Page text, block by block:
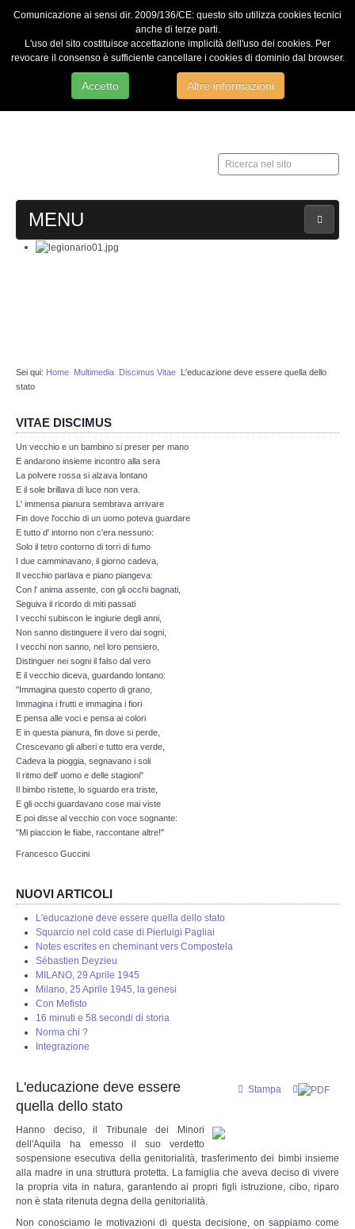
Comunicazione ai sensi dir. 2009/136/CE: questo sito utilizza cookies tecnici
anche di terze parti.
L'uso del sito costituisce accettazione implicità dell'uso dei cookies. Per
revocare il consenso è sufficiente cancellare i cookies di dominio dal browser.
Accetto Altre informazioni
Ricerca
nel
MENU
Redazione
Eventi in programmazione
STORIA
Protostoria
Storia Greco Romana
Storia Medioevale
Storia - La Reconquista
Storia Moderna
La nostra storia
Leggende e Feste
CULTURA
Strade d'Europa
Saggi e Testi
Recensioni letterarie
Abecedarium
Mito e Poesia
I CADUTI
DOCUMENTI
Documenti 1900 - 1940
Documenti 1940 - 2000
Documenti dal 2000 ad oggi
Super Guest
Sei qui: Home Multimedia Discimus Vitae L'educazione deve essere quella dello
stato
VITAE DISCIMUS
Un vecchio e un bambino si preser per mano
E andarono insieme incontro alla sera
La polvere rossa si alzava lontano
E il sole brillava di luce non vera.
L' immensa pianura sembrava arrivare
Fin dove l'occhio di un uomo poteva guardare
E tutto d' intorno non c'era nessuno:
Solo il tetro contorno di torri di fumo
I due camminavano, il giorno cadeva,
Il vecchio parlava e piano piangeva:
Con l' anima assente, con gli occhi bagnati,
Seguiva il ricordo di miti passati
I vecchi subiscon le ingiurie degli anni,
Non sanno distinguere il vero dai sogni,
I vecchi non sanno, nel loro pensiero,
Distinguer nei sogni il falso dal vero
E il vecchio diceva, guardando lontano:
"Immagina questo coperto di grano,
Immagina i frutti e immagina i fiori
E pensa alle voci e pensa ai colori
E in questa pianura, fin dove si perde,
Crescevano gli alberi e tutto era verde,
Cadeva la pioggia, segnavano i soli
Il ritmo dell' uomo e delle stagioni"
Il bimbo ristette, lo sguardo era triste,
E gli occhi guardavano cose mai viste
E poi disse al vecchio con voce sognante:
"Mi piaccion le fiabe, raccontane altre!"
Francesco Guccini
NUOVI ARTICOLI
L'educazione deve essere quella dello stato
Squarcio nel cold case di Pierluigi Pagliai
Notes escrites en cheminant vers Compostela
Sébastien Deyzieu
MILANO, 29 Aprile 1945
Milano, 25 Aprile 1945, la genesi
Con Mefisto
16 minuti e 58 secondi di storia
Norma chi ?
Integrazione
Stampa
L'educazione deve essere
quella dello stato
Hanno deciso, il Tribunale dei Minori
dell'Aquila ha emesso il suo verdetto
sospensione esecutiva della genitorialità, trasferimento dei bimbi insieme
alla madre in una struttura protetta. La famiglia che aveva deciso di vivere
la propria vita in natura, garantendo ai propri figli istruzione, cibo, riparo
non è stata ritenuta degna della genitorialità.
Non conosciamo le motivazioni di questa decisione, on sappiamo come